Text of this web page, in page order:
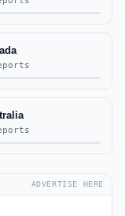
ADVERTISE HERE